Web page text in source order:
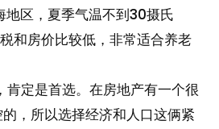
区，夏季气温不到30摄氏
和房价比较低，非常适合养老
定是首选。在房地产有一个很
，所以选择经济和人口这俩紧